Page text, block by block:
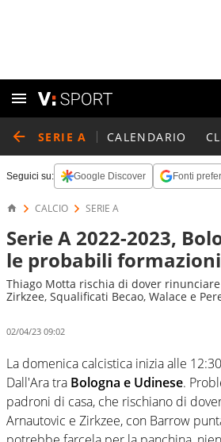
SERIE A CALENDARIO
Seguici su: Google Discover Fonti
CALCIO SERIE A
Serie A 2022-2023,
le probabili formazioni
Thiago Motta rischia di dover
Zirkzee, Squalificati Becao, Walace e
02/04/23 09:02
La domenica calcistica inizia alle
Dall'Ara tra Bologna e Udinese.
padroni di casa, che rischiano di
Arnautovic e Zirkzee, con Barrow